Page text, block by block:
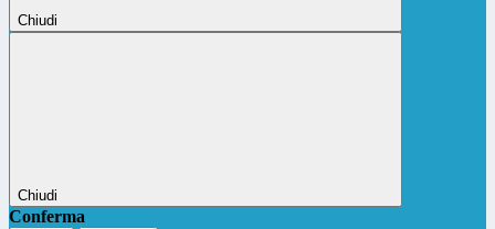
Chiudi
Chiudi
Conferma